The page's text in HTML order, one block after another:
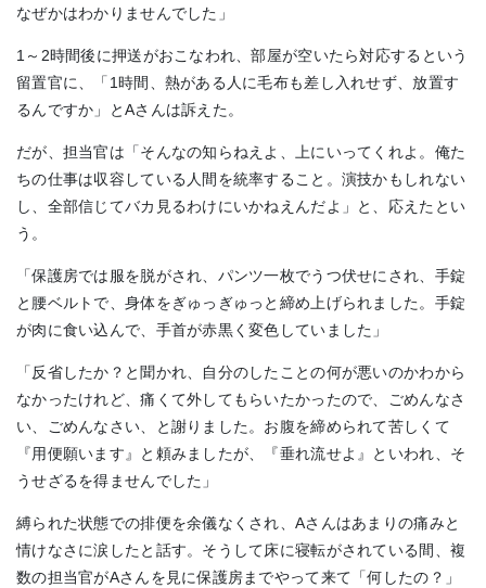
なぜかはわかりませんでした」
1～2時間後に押送がおこなわれ、部屋が空いたら対応するという
留置官に、「1時間、熱がある人に毛布も差し入れせず、放置す
るんですか」とAさんは訴えた。
だが、担当官は「そんなの知らねえよ、上にいってくれよ。俺た
ちの仕事は収容している人間を統率すること。演技かもしれない
し、全部信じてバカ見るわけにいかねえんだよ」と、応えたとい
う。
「保護房では服を脱がされ、パンツ一枚でうつ伏せにされ、手錠
と腰ベルトで、身体をぎゅっぎゅっと締め上げられました。手錠
が肉に食い込んで、手首が赤黒く変色していました」
「反省したか？と聞かれ、自分のしたことの何が悪いのかわから
なかったけれど、痛くて外してもらいたかったので、ごめんなさ
い、ごめんなさい、と謝りました。お腹を締められて苦しくて
『用便願います』と頼みましたが、『垂れ流せよ』といわれ、そ
うせざるを得ませんでした」
縛られた状態での排便を余儀なくされ、Aさんはあまりの痛みと
情けなさに涙したと話す。そうして床に寝転がされている間、複
数の担当官がAさんを見に保護房までやって来て「何したの？」